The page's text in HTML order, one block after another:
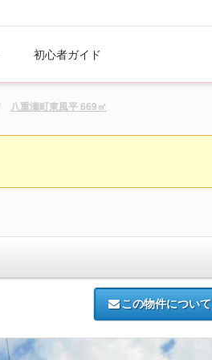
初心者ガイド
八重瀬町東風平 669㎡
この物件について